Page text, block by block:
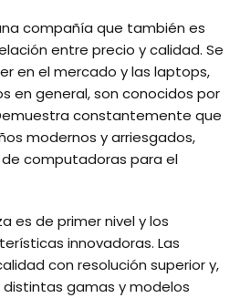
compañía que también es
entre precio y calidad. Se
en el mercado y las laptops,
en general, son conocidos por
constantemente que
modernos y arriesgados,
computadoras para el
es de primer nivel y los
innovadoras. Las
con resolución superior y,
gamas y modelos